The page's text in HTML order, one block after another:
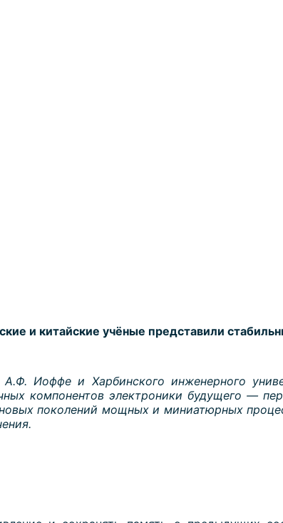
и китайские учёные представили
Иоффе и Харбинского инженерного
компонентов электроники будущего —
поколений мощных и миниатюрных